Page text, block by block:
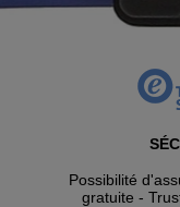
Possibilité
gratuite -